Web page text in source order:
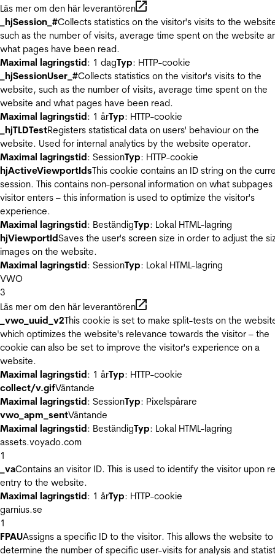
Läs mer om den här leverantören
_hjSession_#Collects statistics on the visitor's visits to the
such as the number of visits, average time spent on the website
what pages have been read.
Maximal lagringstid: 1 dagTyp: HTTP-cookie
_hjSessionUser_#Collects statistics on the visitor's visits to the
website, such as the number of visits, average time spent on the
website and what pages have been read.
Maximal lagringstid: 1 årTyp: HTTP-cookie
_hjTLDTestRegisters statistical data on users' behaviour on the
website. Used for internal analytics by the website operator.
Maximal lagringstid: SessionTyp: HTTP-cookie
hjActiveViewportIdsThis cookie contains an ID string on the
session. This contains non-personal information on what
visitor enters – this information is used to optimize the visitor's
experience.
Maximal lagringstid: BeständigTyp: Lokal HTML-lagring
hjViewportIdSaves the user's screen size in order to adjust the
images on the website.
Maximal lagringstid: SessionTyp: Lokal HTML-lagring
VWO
3
Läs mer om den här leverantören
_vwo_uuid_v2This cookie is set to make split-tests on the
which optimizes the website's relevance towards the visitor – the
cookie can also be set to improve the visitor's experience on a
website.
Maximal lagringstid: 1 årTyp: HTTP-cookie
collect/v.gifVäntande
Maximal lagringstid: SessionTyp: Pixelspårare
vwo_apm_sentVäntande
Maximal lagringstid: BeständigTyp: Lokal HTML-lagring
assets.voyado.com
1
_vaContains an visitor ID. This is used to identify the visitor upon
entry to the website.
Maximal lagringstid: 1 årTyp: HTTP-cookie
garnius.se
1
FPAUAssigns a specific ID to the visitor. This allows the website to
determine the number of specific user-visits for analysis and